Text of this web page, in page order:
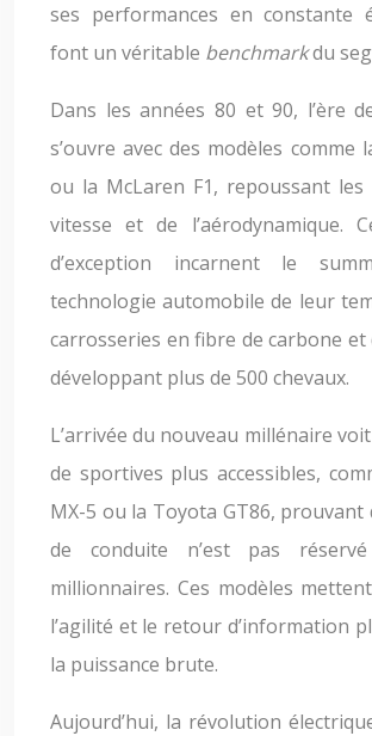
ses performances en constante
font un véritable benchmarkdu
Dans les années 80 et 90, l’ère
s’ouvre avec des modèles comme
ou la McLaren F1, repoussant les
vitesse et de l’aérodynamique.
d’exception incarnent le
technologie automobile de leur
carrosseries en fibre de carbone
développant plus de 500 chevaux.
L’arrivée du nouveau millénaire voit
de sportives plus accessibles,
MX-5 ou la Toyota GT86, prouvant
de conduite n’est pas
millionnaires. Ces modèles
l’agilité et le retour d’information
la puissance brute.
Aujourd’hui, la révolution